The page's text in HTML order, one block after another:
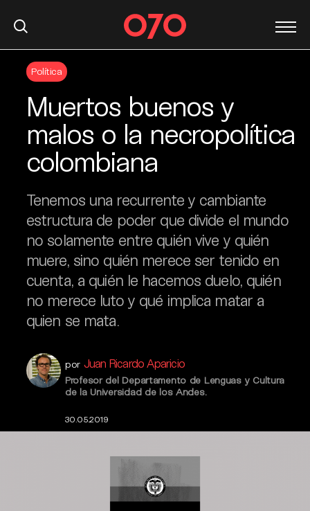
Política
Muertos buenos y
malos o la necropolítica
colombiana
Tenemos una recurrente y cambiante
estructura de poder que divide el mundo
no solamente entre quién vive y quién
muere, sino quién merece ser tenido en
cuenta, a quién le hacemos duelo, quién
no merece luto y qué implica matar a
quien se mata.
por Juan Ricardo Aparicio
Profesor del Departamento de Lenguas y Cultura
de la Universidad de los Andes.
30.05.2019